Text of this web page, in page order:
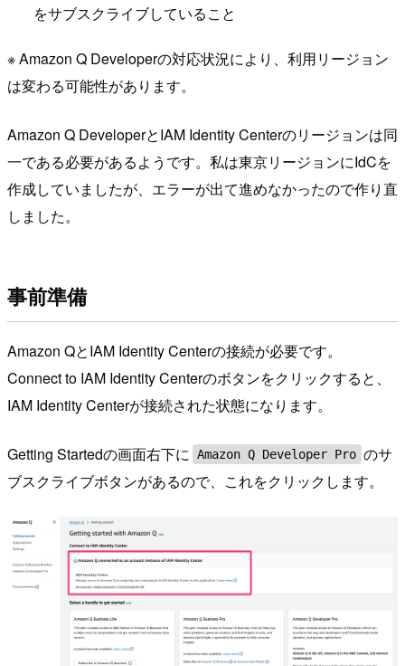
をサブスクライブしていること
※ Amazon Q Developerの対応状況により、利用リージョン
は変わる可能性があります。
Amazon Q DeveloperとIAM Identity Centerのリージョンは同
一である必要があるようです。私は東京リージョンにIdCを
作成していましたが、エラーが出て進めなかったので作り直
しました。
事前準備
Amazon QとIAM Identity Centerの接続が必要です。
Connect to IAM Identity Centerのボタンをクリックすると、
IAM Identity Centerが接続された状態になります。
Getting Startedの画面右下に Amazon Q Developer Pro のサ
ブスクライブボタンがあるので、これをクリックします。